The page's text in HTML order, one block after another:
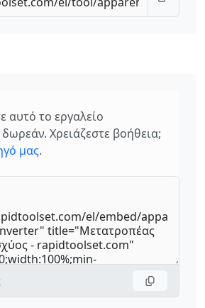
αυτό το εργαλείο
Χρειάζεστε βοήθεια;
μας.